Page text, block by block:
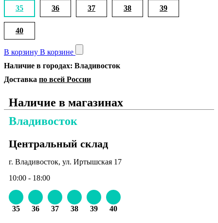
35 36 37 38 39
40
В корзину В корзине
Наличие в городах: Владивосток
Доставка по всей России
Наличие в магазинах
Владивосток
Центральный склад
г. Владивосток, ул. Иртышская 17
10:00 - 18:00
35 36 37 38 39 40